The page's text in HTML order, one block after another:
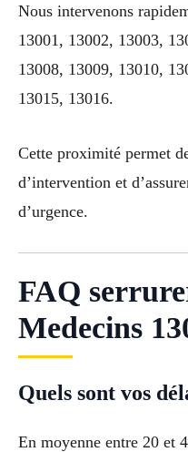
Nous intervenons
13001, 13002, 13003,
13008, 13009, 13010,
13015, 13016.
Cette proximité permet
d’intervention et
d’urgence.
FAQ
Medecins
Quels sont vos
En moyenne entre 20 et